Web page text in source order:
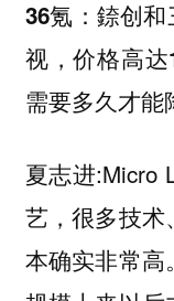
36氪：錼创
视，价格高
需要多久才能
夏志进:Micro
艺，很多技术
本确实非常高